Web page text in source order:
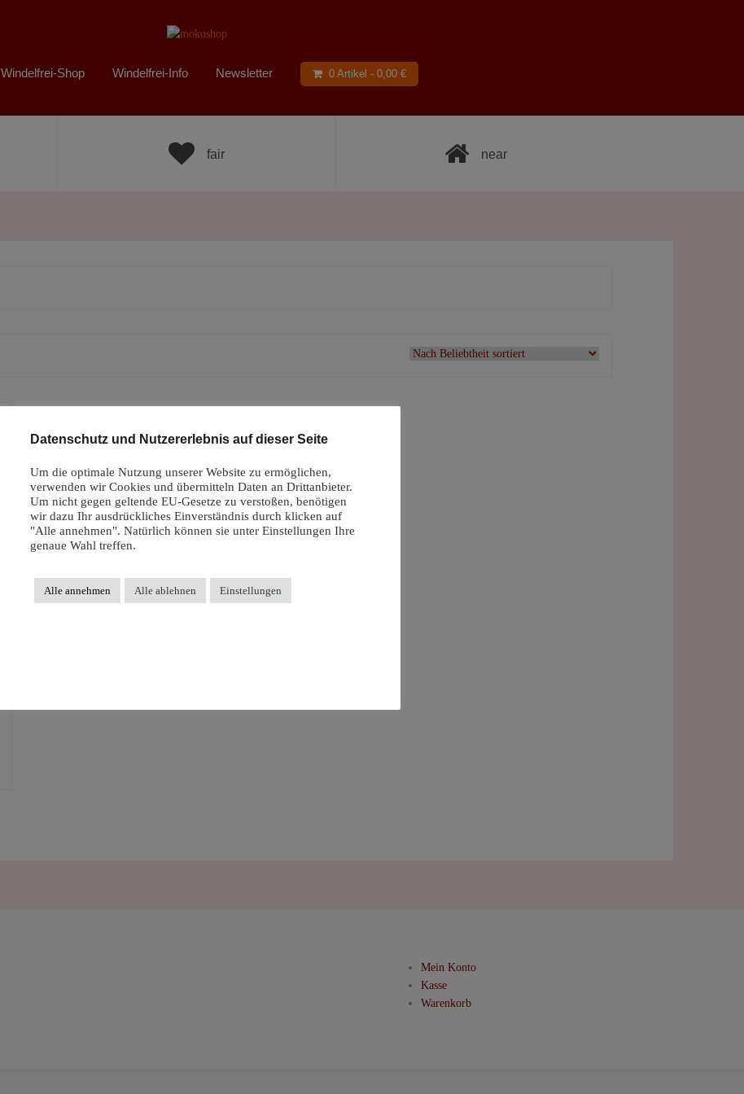
Windelfrei-Shop Windelfrei-Info Newsletter 0 Artikel - 0,00 €
fair near
Mein Konto
Kasse
Warenkorb
Datenschutz und Nutzererlebnis auf dieser Seite
Um die optimale Nutzung unserer Website zu ermöglichen,
verwenden wir Cookies und übermitteln Daten an Drittanbieter.
Um nicht gegen geltende EU-Gesetze zu verstoßen, benötigen
wir dazu Ihr ausdrückliches Einverständnis durch klicken auf
"Alle annehmen". Natürlich können sie unter Einstellungen Ihre
genaue Wahl treffen.
Alle annehmen Alle ablehnen Einstellungen